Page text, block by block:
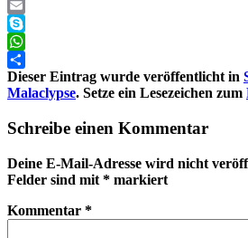
Twitter
Email
Skype
WhatsApp
Teilen
Dieser Eintrag wurde veröffentlicht in
Malaclypse. Setze ein Lesezeichen zum
Schreibe einen Kommentar
Deine E-Mail-Adresse wird nicht
Felder sind mit * markiert
Kommentar *